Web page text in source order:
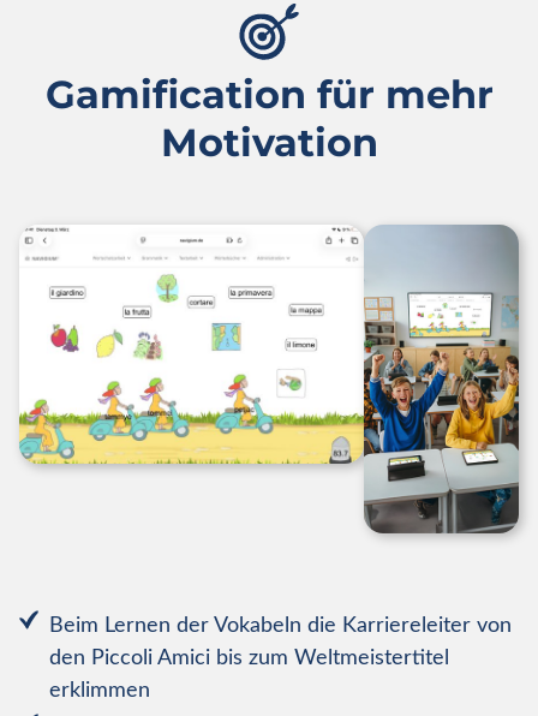
Gamification für mehr
Motivation
Beim Lernen der Vokabeln die Karriereleiter von
den Piccoli Amici bis zum Weltmeistertitel
erklimmen